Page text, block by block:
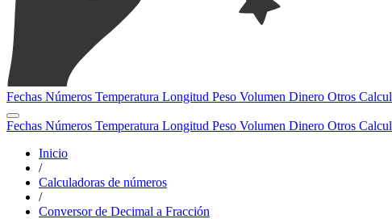
Fechas Números Temperatura Longitud Peso Volumen Dinero Otros
Fechas Números Temperatura Longitud Peso Volumen Dinero Otros
Inicio
/
Calculadoras de números
/
Conversor de Decimal a Fracción